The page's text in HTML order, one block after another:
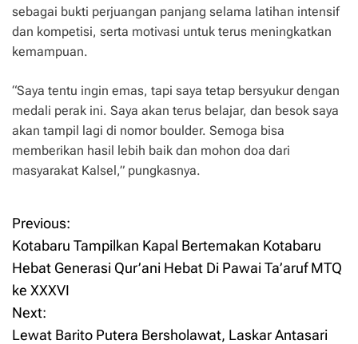
sebagai bukti perjuangan panjang selama latihan intensif
dan kompetisi, serta motivasi untuk terus meningkatkan
kemampuan.
“Saya tentu ingin emas, tapi saya tetap bersyukur dengan
medali perak ini. Saya akan terus belajar, dan besok saya
akan tampil lagi di nomor boulder. Semoga bisa
memberikan hasil lebih baik dan mohon doa dari
masyarakat Kalsel,” pungkasnya.
P
o
s
t
Previous:
Kotabaru Tampilkan Kapal Bertemakan Kotabaru
Hebat Generasi Qur’ani Hebat Di Pawai Ta’aruf MTQ
ke XXXVI
Next:
Lewat Barito Putera Bersholawat, Laskar Antasari